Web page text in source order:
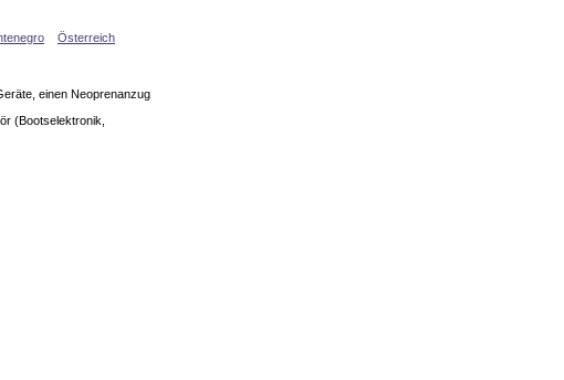
Österreich
einen Neoprenanzug
(Bootselektronik,